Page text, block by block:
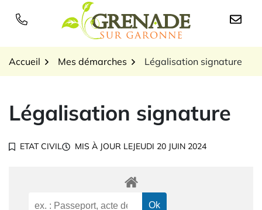
Logo Grenade sur
Accueil Mes démarches Légalisation signature
Légalisation signature
ETAT CIVIL MIS À JOUR LEJEUDI 20 JUIN 2024